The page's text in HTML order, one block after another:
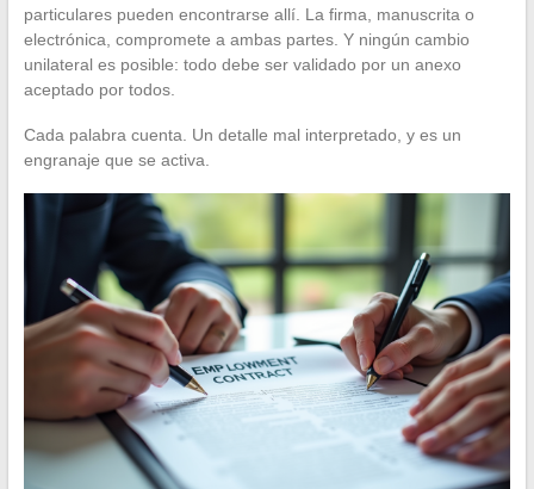
particulares pueden encontrarse allí. La firma, manuscrita o
electrónica, compromete a ambas partes. Y ningún cambio
unilateral es posible: todo debe ser validado por un anexo
aceptado por todos.
Cada palabra cuenta. Un detalle mal interpretado, y es un
engranaje que se activa.